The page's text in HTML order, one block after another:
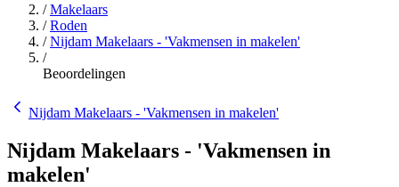
/Makelaars
/Roden
/Nijdam Makelaars - 'Vakmensen in makelen'
/
Beoordelingen
Nijdam Makelaars - 'Vakmensen in makelen'
Nijdam Makelaars - 'Vakmensen in
makelen'